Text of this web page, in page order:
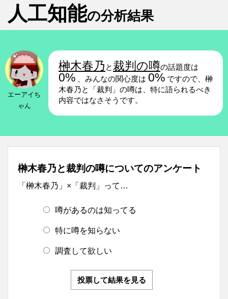
人工知能の分析結果
エーアイち
ゃん
榊木春乃 と裁判の噂の話題度は
0% 、みんなの関心度は 0% ですので、榊
木春乃と「裁判」の噂は、特に語られるべき
内容ではなさそうです。
榊木春乃と裁判の噂についてのアンケート
「榊木春乃」×「裁判」って…
噂があるのは知ってる
特に噂を知らない
調査して欲しい
投票して結果を見る